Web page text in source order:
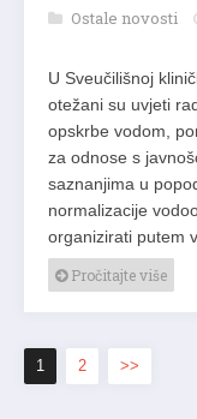
Ostale novosti
U Sveučilišnoj
otežani su uvjeti
opskrbe vodom,
za odnose s
saznanjima u
normalizacije
organizirati putem
Pročitajte više
1 2 >>